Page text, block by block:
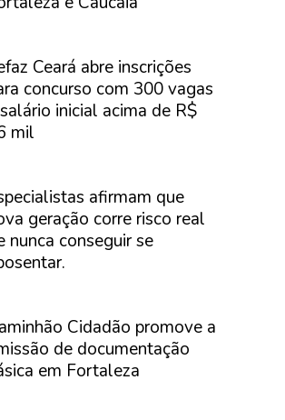
Ceará abre inscrições
concurso com 300 vagas
inicial acima de R$
mil
afirmam que
geração corre risco real
nunca conseguir se
Cidadão promove a
de documentação
em Fortaleza